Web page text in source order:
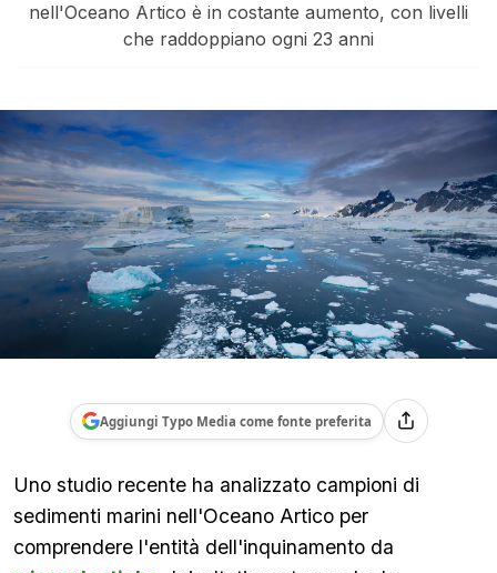
nell'Oceano Artico è in costante aumento, con livelli
che raddoppiano ogni 23 anni
Aggiungi Typo Media come fonte preferita
Uno studio recente ha analizzato campioni di
sedimenti marini nell'Oceano Artico per
comprendere l'entità dell'inquinamento da